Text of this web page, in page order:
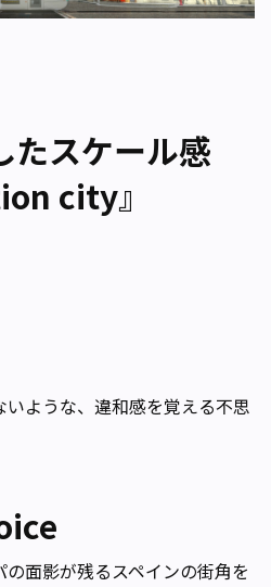
たスケール感
city』
ような、違和感を覚える不思
面影が残るスペインの街角を